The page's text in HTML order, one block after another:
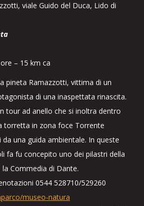
viale Guido del Duca, Lido di
– 15 km ca
pineta Ramazzotti, vittima di un
di una inaspettata rinascita.
tour ad anello che si inoltra dentro
torretta in zona foce Torrente
una guida ambientale. In queste
fa fu concepito uno dei pilastri della
Commedia di Dante.
0544 528710/529260
museo-natura